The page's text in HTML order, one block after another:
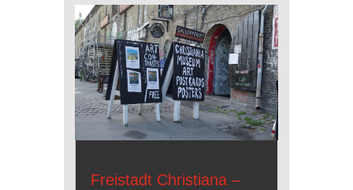
Freistadt Christiana –